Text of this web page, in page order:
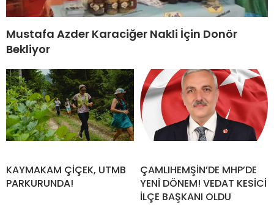
Mustafa Azder Karaciğer Nakli İçin Donör
Bekliyor
KAYMAKAM ÇİÇEK, UTMB
PARKURUNDA!
ÇAMLIHEMŞİN’DE MHP’DE
YENİ DÖNEM! VEDAT KESİCİ
İLÇE BAŞKANI OLDU